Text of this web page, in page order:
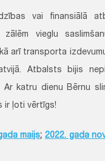
vai finansiālā
vieglu
arī transporta
Atbalsts bijis
Ar katru dienu Bērnu
ir ļoti vērtīgs!
maijs;2022. gada